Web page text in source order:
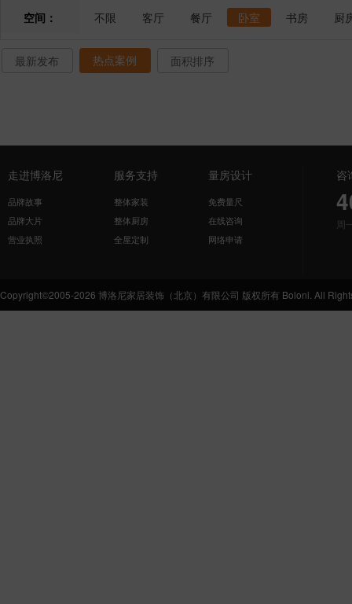
空间：
不限 客厅 餐厅 卧室 书房 厨
最新发布 热点案例 面积排序
走进博洛尼
品牌故事
品牌大片
营业执照
服务支持
整体家装
整体厨房
全屋定制
量房设计
免费量尺
在线咨询
网络申请
咨
周
Copyright©2005-2026 博洛尼家居装饰（北京）有限公司 版权所有 Boloni. All